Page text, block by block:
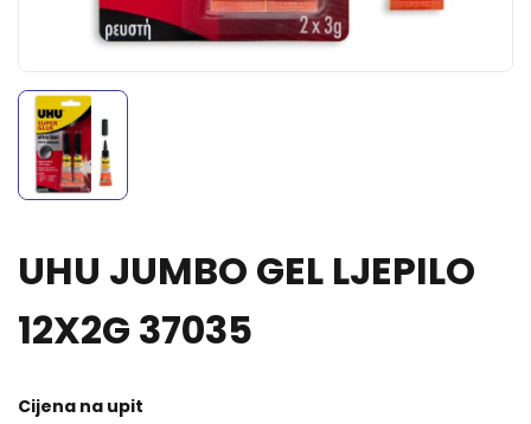
UHU JUMBO GEL LJEPILO
12X2G 37035
Cijena na upit